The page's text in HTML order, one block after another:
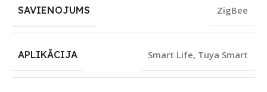
SAVIENOJUMS ZigBee
APLIKĀCIJA Smart Life, Tuya Smart